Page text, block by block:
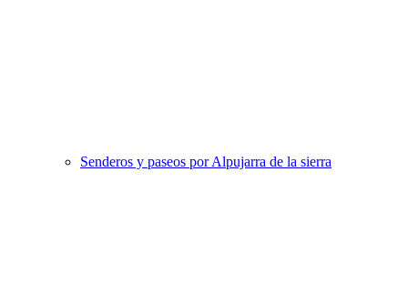
Senderos y paseos por Alpujarra de la sierra